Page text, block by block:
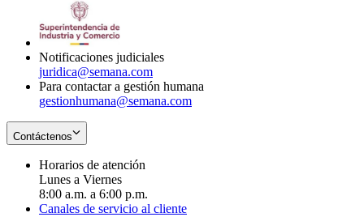
Notificaciones judiciales
juridica@semana.com
Para contactar a gestión humana
gestionhumana@semana.com
Contáctenos
Horarios de atención
Lunes a Viernes
8:00 a.m. a 6:00 p.m.
Canales de servicio al cliente